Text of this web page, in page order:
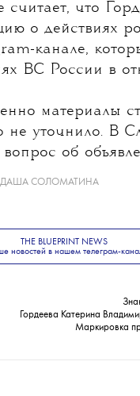
считает, что
о действиях
канале,
ВС России в
материалы
не уточнило. В
вопрос об
ДАША СОЛОМАТИНА
THE BLUEPRINT NEWS
новостей в нашем телеграм-
Гордеева Катерина
Маркировка